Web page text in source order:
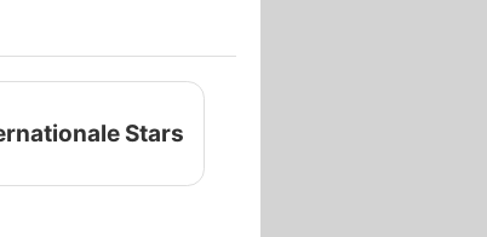
Stars